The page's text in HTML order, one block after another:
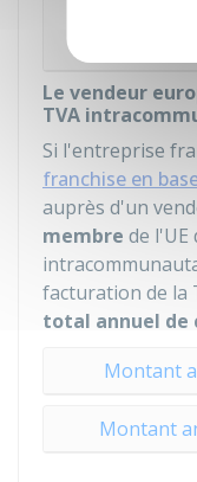
Le vendeur
TVA
Si l'entreprise
franchise en
auprès d'un
membre de l'UE
facturation de la
total annuel de
Montant
Montant